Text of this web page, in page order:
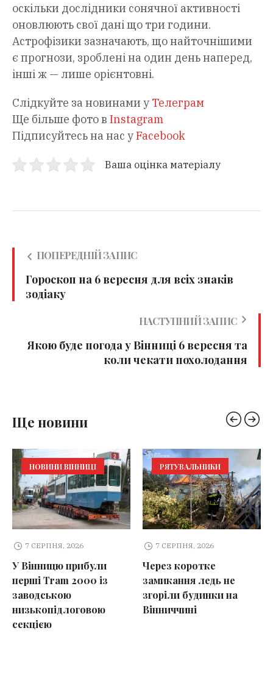
оскільки дослідники сонячної активності
оновлюють свої дані що три години.
Астрофізики зазначають, що найточнішими
є прогнози, зроблені на один день наперед,
інші ж — лише орієнтовні.
Слідкуйте за новинами у Телеграм
Ще більше фото в Instagram
Підписуйтесь на нас уFacebook
Ваша оцінка матеріалу
ПОПЕРЕДНІЙ ЗАПИС
Гороскоп на 6 вересня для всіх знаків
зодіаку
НАСТУПНИЙ ЗАПИС
Якою буде погода у Вінниці 6 вересня та
коли чекати похолодання
Ще новини
НОВИНИ ВІННИЦІ
7 СЕРПНЯ, 2026
У Вінницю прибули
перші Tram 2000 із
заводською
низькопідлоговою
секцією
РЯТУВАЛЬНИКИ
7 СЕРПНЯ, 2026
Через коротке
замикання ледь не
згоріли будинки на
Вінниччині